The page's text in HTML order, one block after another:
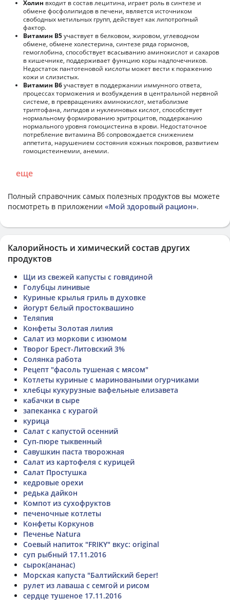
Холин входит в состав лецитина, играет роль в синтезе и
обмене фосфолипидов в печени, является источником
свободных метильных групп, действует как липотропный
фактор.
Витамин В5участвует в белковом, жировом, углеводном
обмене, обмене холестерина, синтезе ряда гормонов,
гемоглобина, способствует всасыванию аминокислот и сахаров
в кишечнике, поддерживает функцию коры надпочечников.
Недостаток пантотеновой кислоты может вести к поражению
кожи и слизистых.
Витамин В6участвует в поддержании иммунного ответа,
процессах торможения и возбуждения в центральной нервной
системе, в превращениях аминокислот, метаболизме
триптофана, липидов и нуклеиновых кислот, способствует
нормальному формированию эритроцитов, поддержанию
нормального уровня гомоцистеина в крови. Недостаточное
потребление витамина В6 сопровождается снижением
аппетита, нарушением состояния кожных покровов, развитием
гомоцистеинемии, анемии.
еще
Полный справочник самых полезных продуктов вы можете
посмотреть в приложении «Мой здоровый рацион».
Калорийность и химический состав других
продуктов
Щи из свежей капусты с говядиной
Голубцы линивые
Куриные крылья гриль в духовке
йогурт белый простоквашино
Теляпия
Конфеты Золотая лилия
Салат из моркови с изюмом
Творог Брест-Литовский 3%
Солянка работа
Рецепт "фасоль тушеная с мясом"
Котлеты куриные с мариноваными огурчиками
хлебцы кукурузные вафельные елизавета
кабачки в сыре
запеканка с курагой
курица
Салат с капустой осенний
Суп-пюре тыквенный
Савушкин паста творожная
Салат из картофеля с курицей
Салат Простушка
кедровые орехи
редька дайкон
Компот из сухофруктов
печеночные котлеты
Конфеты Коркунов
Печенье Natura
Соевый напиток "FRIKY" вкус: original
суп рыбный 17.11.2016
сырок(ананас)
Морская капуста "Балтийский берег!
рулет из лаваша с семгой и рисом
сердце тушеное 17.11.2016